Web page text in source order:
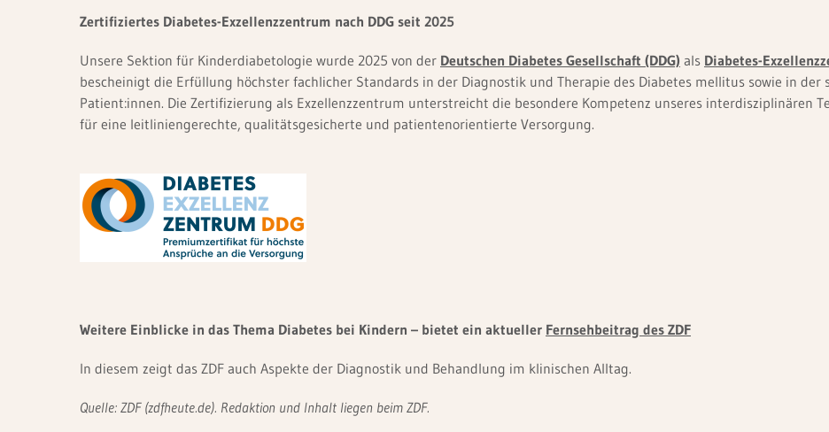
Kinder-, Jugend- und Neuroorthopädie
Neonatologie
Pneumologie und Internistische
Intensivmedizin
Kooperationen vor Ort
DTZ-Diagnose- und Therapiezentrum
Herzkatheterlabor (ambulant)
Zertifiziertes Diabetes-Exzellenzzentrum nach DDG seit 2025
Unsere Sektion für Kinderdiabetologie wurde 2025 von der Deutschen Diabetes Gesellschaft (DDG) als Diabetes-
bescheinigt die Erfüllung höchster fachlicher Standards in der Diagnostik und Therapie des Diabetes mellitus sowie in
Patient:innen. Die Zertifizierung als Exzellenzzentrum unterstreicht die besondere Kompetenz unseres interdisziplinären
für eine leitliniengerechte, qualitätsgesicherte und patientenorientierte Versorgung.
Weitere Einblicke in das Thema Diabetes bei Kindern – bietet ein aktueller Fernsehbeitrag des ZDF
In diesem zeigt das ZDF auch Aspekte der Diagnostik und Behandlung im klinischen Alltag.
Quelle: ZDF (zdfheute.de). Redaktion und Inhalt liegen beim ZDF.